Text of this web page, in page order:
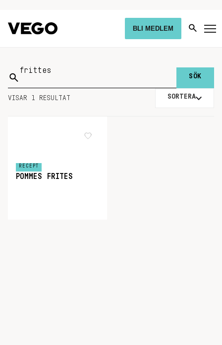
BLI MEDLEM
Sök
på:
VISAR 1 RESULTAT SORTERA
RECEPT
POMMES FRITES